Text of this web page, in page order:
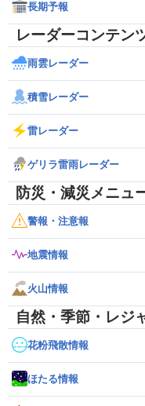
長期予報
レーダーコンテン
雨雲レーダー
積雪レーダー
雷レーダー
ゲリラ雷雨レーダー
防災・減災メニュ
警報・注意報
地震情報
火山情報
自然・季節・レジ
花粉飛散情報
ほたる情報